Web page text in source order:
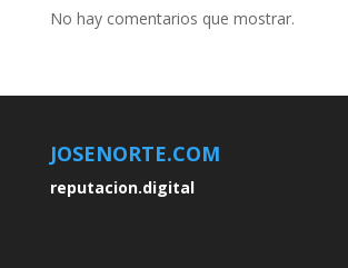
No hay comentarios que mostrar.
JOSENORTE.COM
reputacion.digital